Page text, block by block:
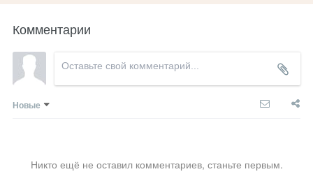
Комментарии
Новые
Никто ещё не оставил комментариев, станьте первым.